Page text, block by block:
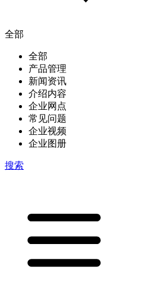
全部
全部
产品管理
新闻资讯
介绍内容
企业网点
常见问题
企业视频
企业图册
搜索